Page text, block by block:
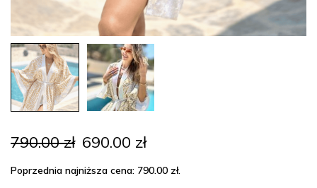
790.00zł Pierwotna
cena
wynosiła:
790.00 zł.
690.00 złAktualna
wynosi:
690.00 zł.
Poprzednia najniższa cena: 790.00 zł.